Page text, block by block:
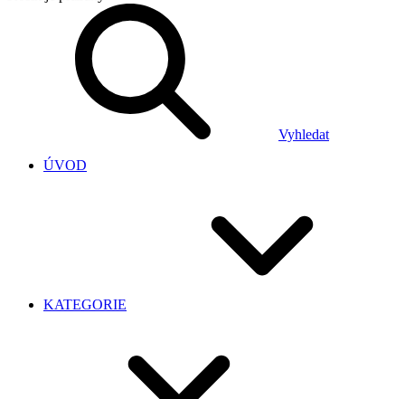
Vyhledat
ÚVOD
KATEGORIE